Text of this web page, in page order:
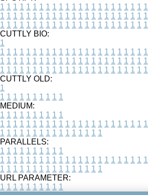
1 1 1 1 1 1 1 1 1 1 1 1 1 1 1 1 1 1 1 1 1 1 1
1 1 1 1 1 1 1 1 1 1 1 1 1 1 1 1 1 1 1 1 1 1 1
1 1 1 1 1 1 1 1 1 1 1 1 1 1 1 1 1 1 1 1 1 1 1
CUTTLY BIO:
1
1 1 1 1 1 1 1 1 1 1 1 1 1 1 1 1 1 1 1 1 1 1 1
1 1 1 1 1 1 1 1 1 1 1 1 1 1 1 1 1 1 1 1 1 1 1
1 1 1 1 1 1 1 1 1 1 1 1 1 1 1 1 1 1 1 1 1 1 1
CUTTLY OLD:
1
1 1 1 1 1 1 1 1 1 1
MEDIUM:
1 1 1 1 1 1 1 1 1 1
1 1 1 1 1 1 1 1 1 1 1 1 1 1 1 1 1 1 1 1 1 1 1
1 1 1 1 1 1 1 1 1 1 1 1 1 1 1 1
PARALLELS:
1 1 1 1 1 1 1 1 1 1
1 1 1 1 1 1 1 1 1 1 1 1 1 1 1 1 1 1 1 1 1 1 1
1 1 1 1 1 1 1 1 1 1 1 1 1 1 1 1
URL PARAMETER:
1 1 1 1 1 1 1 1 1 1